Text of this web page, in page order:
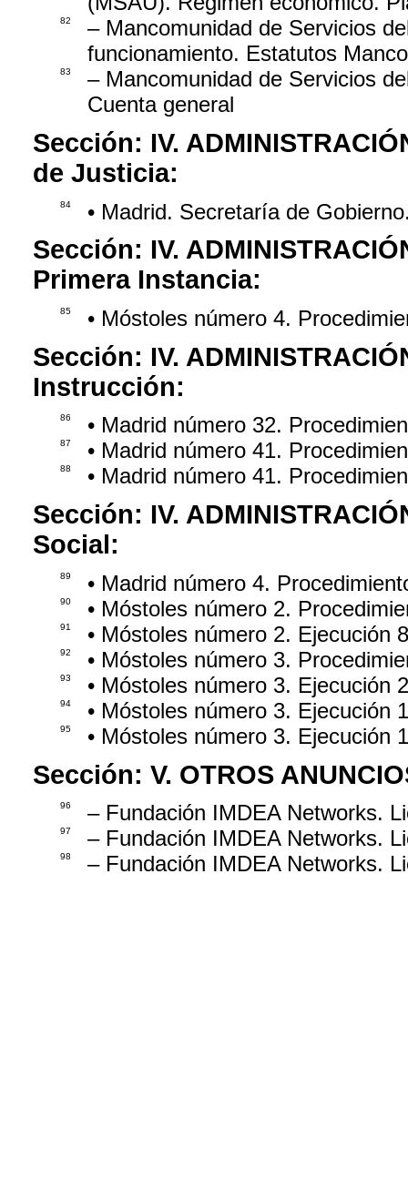
82
– Mancomunidad de Servicios
funcionamiento. Estatutos
83
– Mancomunidad de Servicios
Cuenta general
Sección: IV.
de Justicia:
84 • Madrid. Secretaría de
Sección: IV.
Primera Instancia:
85 • Móstoles número 4.
Sección: IV.
Instrucción:
86 • Madrid número 32.
87 • Madrid número 41.
88 • Madrid número 41.
Sección: IV.
Social:
89 • Madrid número 4.
90 • Móstoles número 2.
91 • Móstoles número 2. Ejecución
92 • Móstoles número 3.
93 • Móstoles número 3. Ejecución
94 • Móstoles número 3. Ejecución
95 • Móstoles número 3. Ejecución
Sección: V. OTROS
96 – Fundación IMDEA Networks.
97 – Fundación IMDEA Networks.
98 – Fundación IMDEA Networks.